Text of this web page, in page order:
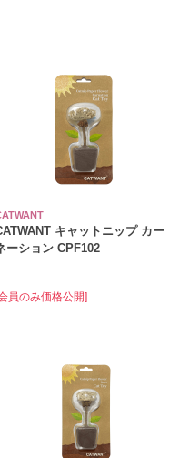
キャットニップ カー
ーション CPF102
員のみ価格公開]